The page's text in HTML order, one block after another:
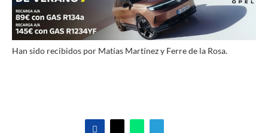
Han sido recibidos por Matías Martínez y Ferre de la Rosa.